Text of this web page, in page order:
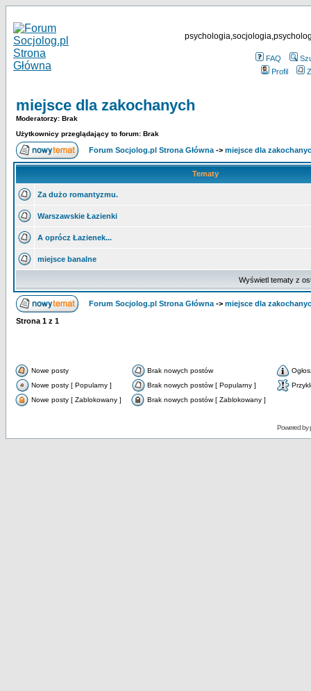
FAQ
Profil
miejsce dla zakochanych
Moderatorzy: Brak
Użytkownicy przeglądający to forum: Brak
Forum Socjolog.pl Strona Główna -> miejsce dla
Tematy
Za dużo romantyzmu.
Warszawskie Łazienki
A oprócz Łazienek...
miejsce banalne
Wyświetl tematy z
Forum Socjolog.pl Strona Główna -> miejsce dla
Strona 1 z 1
Nowe posty Brak nowych postów
Nowe posty [ Popularny ]
Brak nowych postów [ Popularny ]
Nowe posty [ Zablokowany ]
Brak nowych postów [ Zablokowany ]
Powered by